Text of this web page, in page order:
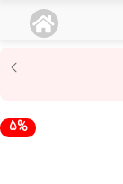
5%